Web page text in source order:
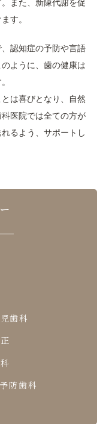
また、新陳代謝を促
す。
認知症の予防や言語
ように、歯の健康は
は喜びとなり、自然
医院では全ての方が
るよう、サポートし
歯科
予防歯科